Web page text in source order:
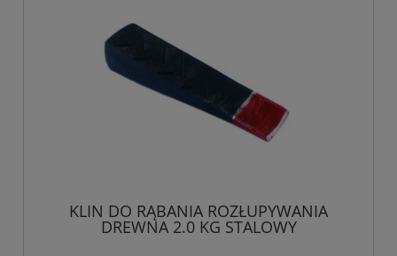
KLIN DO RĄBANIA ROZŁUPYWANIA
DREWNA 2.0 KG STALOWY